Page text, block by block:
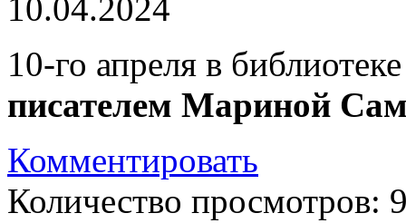
10.04.2024
10-го апреля в
писателем Мариной
Комментировать
Количество просмотров: